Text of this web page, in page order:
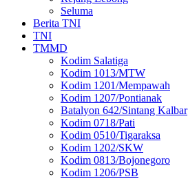
Seluma
Berita TNI
TNI
TMMD
Kodim Salatiga
Kodim 1013/MTW
Kodim 1201/Mempawah
Kodim 1207/Pontianak
Batalyon 642/Sintang Kalbar
Kodim 0718/Pati
Kodim 0510/Tigaraksa
Kodim 1202/SKW
Kodim 0813/Bojonegoro
Kodim 1206/PSB